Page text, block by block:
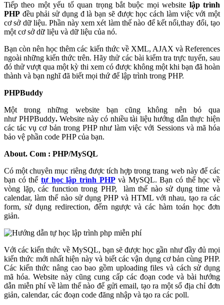
Tiếp theo một yếu tố quan trọng bắt buộc mọi website lập trình
PHP đều phải sử dụng đ là bạn sẽ được học cách làm việc với một
cơ sở dữ liệu. Phần này xem xét làm thế nào để kết nối,thay đổi, tạo
một cơ sở dữ liệu và dữ liệu của nó.
Bạn còn nên học thêm các kiến thức về XML, AJAX và References
ngoài những kiến thức trên. Hãy thử các bài kiểm tra trực tuyến, sau
đó thử vượt qua một kỳ thi xem có được không một khi bạn đã hoàn
thành và bạn nghĩ đã biết mọi thứ để lập trình trong PHP.
PHPBuddy
Một trong những website bạn cũng không nên bỏ qua
như PHPBuddy.Website này có nhiều tài liệu hướng dẫn thực hiện
các tác vụ cơ bản trong PHP như làm việc với Sessions và mã hóa
bảo vệ phần code PHP của bạn.
About. Com : PHP/MySQL
Có một chuyên mục riêng được tích hợp trong trang web này để các
bạn có thể tự học lập trình PHPvà MySQL. Bạn có thể học về
vòng lặp, các function trong PHP, làm thế nào sử dụng time và
calendar, làm thế nào sử dụng PHP và HTML với nhau, tạo ra các
form, sử dụng redirection, đếm ngược và các hàm toán học đơn
giản.
Với các kiến thức về MySQL, bạn sẽ được học gần như đầy đủ mọi
kiến thức mới nhất hiện này và biết các vận dụng cơ bản cùng PHP.
Các kiến thức nâng cao bao gồm uploading files và cách sử dụng
mã hóa. Website này cũng cung cấp các đoạn code và bài hướng
dẫn miễn phí về làm thế nào để gửi email, tạo ra một sổ địa chỉ đơn
giản, calendar, các đoạn code đăng nhập và tạo ra các poll.